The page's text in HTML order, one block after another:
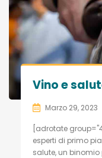
Vino e
Marzo 29, 2023
[adrotate
esperti di primo
salute, un binomio